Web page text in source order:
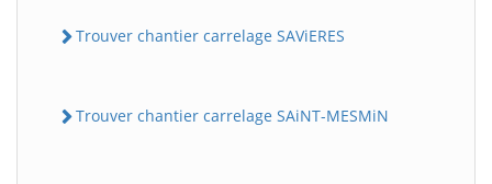
Trouver chantier carrelage SAViERES
Trouver chantier carrelage SAiNT-MESMiN